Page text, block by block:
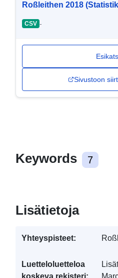
Roßleithen 2018
CSV -
Sivustoon
Keywords 7
Lisätietoja
Yhteyspisteet:
Luetteloluetteloa